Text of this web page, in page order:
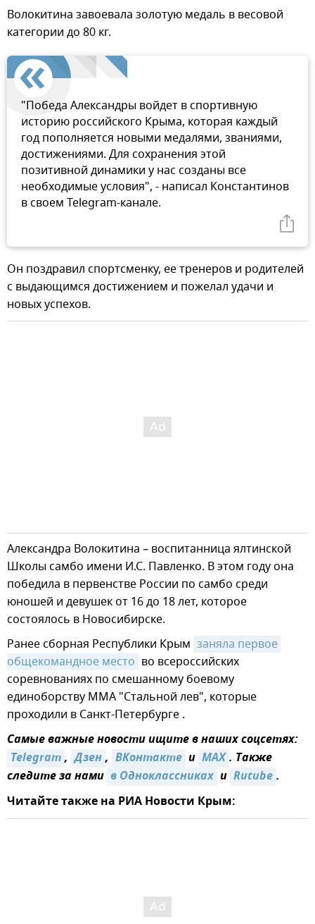
Волокитина завоевала золотую медаль в весовой
категории до 80 кг.
"Победа Александры войдет в спортивную
историю российского Крыма, которая каждый
год пополняется новыми медалями, званиями,
достижениями. Для сохранения этой
позитивной динамики у нас созданы все
необходимые условия", - написал Константинов
в своем Telegram-канале.
Он поздравил спортсменку, ее тренеров и родителей
с выдающимся достижением и пожелал удачи и
новых успехов.
Александра Волокитина – воспитанница ялтинской
Школы самбо имени И.С. Павленко. В этом году она
победила в первенстве России по самбо среди
юношей и девушек от 16 до 18 лет, которое
состоялось в Новосибирске.
Ранее сборная Республики Крым заняла первое
общекомандное место во всероссийских
соревнованиях по смешанному боевому
единоборству ММА "Стальной лев", которые
проходили в Санкт-Петербурге .
Самые важные новости ищите в наших соцсетях:
Telegram, Дзен, ВКонтакте и MAX. Также
следите за нами в Одноклассниках и Rutube.
Читайте также на РИА Новости Крым: